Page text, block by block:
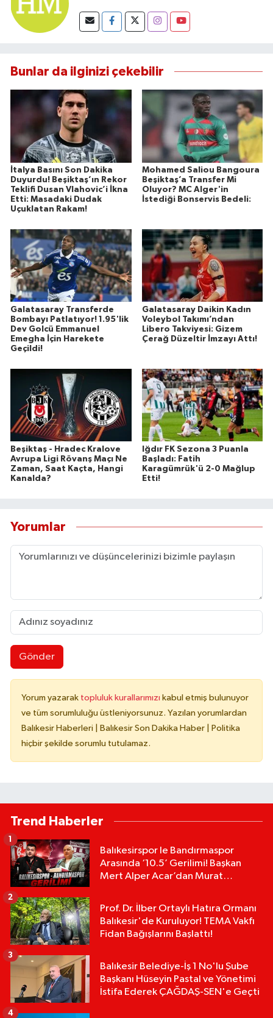
Bunlar da ilginizi çekebilir
İtalya Basını Son Dakika
Duyurdu! Beşiktaş’ın Rekor
Teklifi Dusan Vlahovic’i İkna
Etti: Masadaki Dudak
Uçuklatan Rakam!
Mohamed Saliou Bangoura
Beşiktaş’a Transfer Mi
Oluyor? MC Alger'in
İstediği Bonservis Bedeli:
Galatasaray Transferde
Bombayı Patlatıyor! 1.95'lik
Dev Golcü Emmanuel
Emegha İçin Harekete
Geçildi!
Galatasaray Daikin Kadın
Voleybol Takımı’ndan
Libero Takviyesi: Gizem
Çerağ Düzeltir İmzayı Attı!
Beşiktaş - Hradec Kralove
Avrupa Ligi Rövanş Maçı Ne
Zaman, Saat Kaçta, Hangi
Kanalda?
Iğdır FK Sezona 3 Puanla
Başladı: Fatih
Karagümrük'ü 2-0 Mağlup
Etti!
Yorumlar
Gönder
Yorum yazarak topluluk kurallarımızı kabul etmiş bulunuyor
ve tüm sorumluluğu üstleniyorsunuz. Yazılan yorumlardan
Balıkesir Haberleri | Balıkesir Son Dakika Haber | Politika
hiçbir şekilde sorumlu tutulamaz.
Trend Haberler
Balıkesirspor le Bandırmaspor
Arasında ‘10.5’ Gerilimi! Başkan
Mert Alper Acar’dan Murat
1
Prof. Dr. İlber Ortaylı Hatıra Ormanı
Balıkesir'de Kuruluyor! TEMA Vakfı
Fidan Bağışlarını Başlattı!
2
Balıkesir Belediye-İş 1 No'lu Şube
Başkanı Hüseyin Pastal ve Yönetimi
İstifa Ederek ÇAĞDAŞ-SEN'e Geçti
3
4